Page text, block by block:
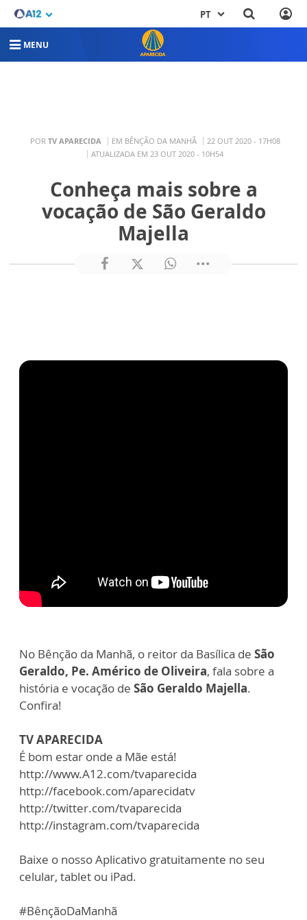
PT
MENU
POR TV APARECIDA EM BÊNÇÃO DA MANHÃ
22 OUT 2020 - 17H08
ATUALIZADA EM 23 OUT 2020 - 10H54
Conheça mais sobre a
vocação de São Geraldo
Majella
No Bênção da Manhã, o reitor da Basílica de São
Geraldo, Pe. Américo de Oliveira, fala sobre a
história e vocação de São Geraldo Majella.
Confira!
TV APARECIDA
É bom estar onde a Mãe está!
http://www.A12.com/tvaparecida
http://facebook.com/aparecidatv
http://twitter.com/tvaparecida
http://instagram.com/tvaparecida
Baixe o nosso Aplicativo gratuitamente no seu
celular, tablet ou iPad.
#BênçãoDaManhã